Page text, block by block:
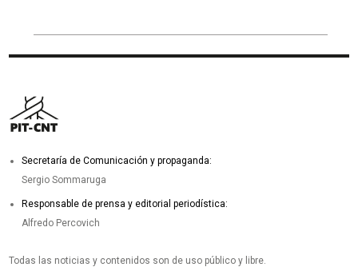
Secretaría de Comunicación y propaganda:
Sergio Sommaruga
Responsable de prensa y editorial periodística:
Alfredo Percovich
Todas las noticias y contenidos son de uso público y libre.